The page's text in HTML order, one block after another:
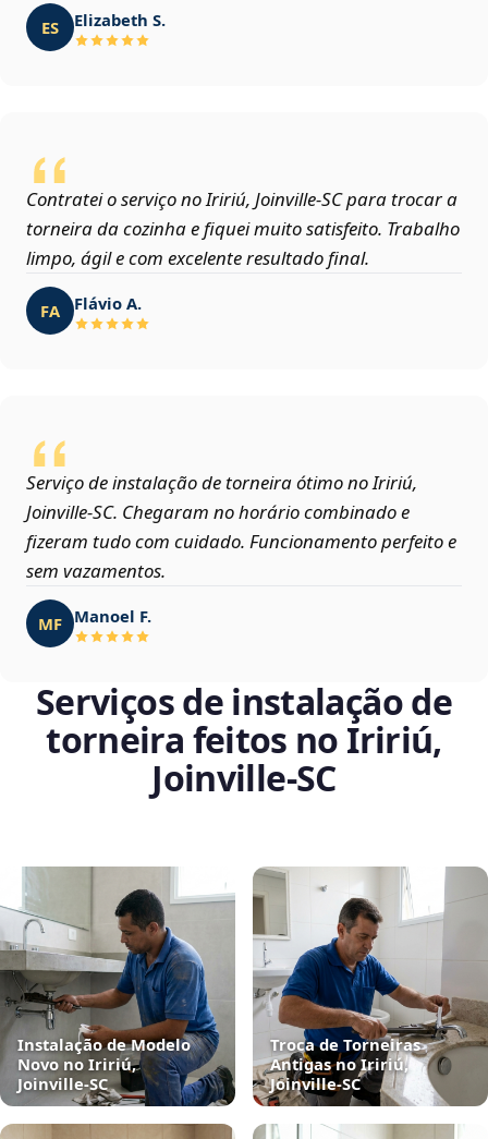
ES Elizabeth S.
Contratei o serviço no Iririú, Joinville‑SC para trocar a
torneira da cozinha e fiquei muito satisfeito. Trabalho
limpo, ágil e com excelente resultado final.
FA Flávio A.
Serviço de instalação de torneira ótimo no Iririú,
Joinville‑SC. Chegaram no horário combinado e
fizeram tudo com cuidado. Funcionamento perfeito e
sem vazamentos.
MF Manoel F.
Serviços de instalação de
torneira feitos no Iririú,
Joinville‑SC
Instalação de Modelo
Novo no Iririú,
Joinville‑SC
Troca de Torneiras
Antigas no Iririú,
Joinville‑SC